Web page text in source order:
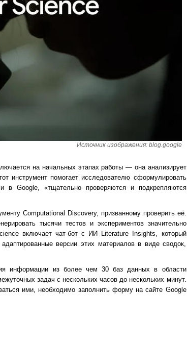
Источник изображения: blog.google
на начальных этапах работы — она анализирует
инструмент помогает исследователю сформулировать
в Google, «тщательно проверяются и подкрепляются
Computational Discovery, призванному проверить её.
тысячи тестов и экспериментов значительно
включает чат-бот с ИИ Literature Insights, который
версии этих материалов в виде сводок,
информации из более чем 30 баз данных в области
задач с нескольких часов до нескольких минут.
ими, необходимо заполнить форму на сайте Google